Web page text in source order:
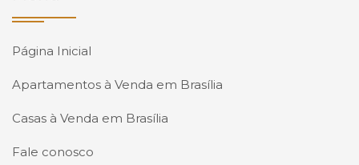
Página Inicial
Apartamentos à Venda em Brasília
Casas à Venda em Brasília
Fale conosco